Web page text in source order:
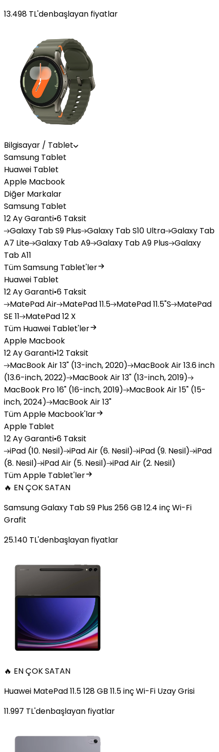
13.498 TL'denbaşlayan fiyatlar
Bilgisayar / Tablet
Samsung Tablet
Huawei Tablet
Apple Macbook
Diğer Markalar
Samsung Tablet
12 Ay Garanti•6 Taksit
Galaxy Tab S9 Plus Galaxy Tab S10 Ultra Galaxy Tab
A7 Lite Galaxy Tab A9 Galaxy Tab A9 Plus Galaxy
Tab A11
Tüm Samsung Tablet'ler
Huawei Tablet
12 Ay Garanti•6 Taksit
MatePadAir MatePad11.5 MatePad11.5"S
MatePad
SE 11
MatePad12 X
Tüm Huawei Tablet'ler
Apple Macbook
12 Ay Garanti•12 Taksit
MacBookAir 13" (13-inch, 2020) MacBookAir 13.6 inch
(13.6-inch, 2022)
MacBookAir 13" (13-inch, 2019)
MacBook Pro 16" (16-inch, 2019) MacBookAir 15" (15-
inch, 2024)
MacBookAir 13"
Tüm Apple Macbook'lar
Apple Tablet
12 Ay Garanti•6 Taksit
iPad (10. Nesil) iPadAir (6. Nesil) iPad (9. Nesil) iPad
(8. Nesil) iPadAir (5. Nesil) iPadAir (2. Nesil)
Tüm Apple Tablet'ler
🔥 EN ÇOK SATAN
Samsung Galaxy Tab S9 Plus 256 GB 12.4 inç Wi-Fi
Grafit
25.140 TL'denbaşlayan fiyatlar
🔥 EN ÇOK SATAN
Huawei MatePad 11.5 128 GB 11.5 inç Wi-Fi Uzay Grisi
11.997 TL'denbaşlayan fiyatlar